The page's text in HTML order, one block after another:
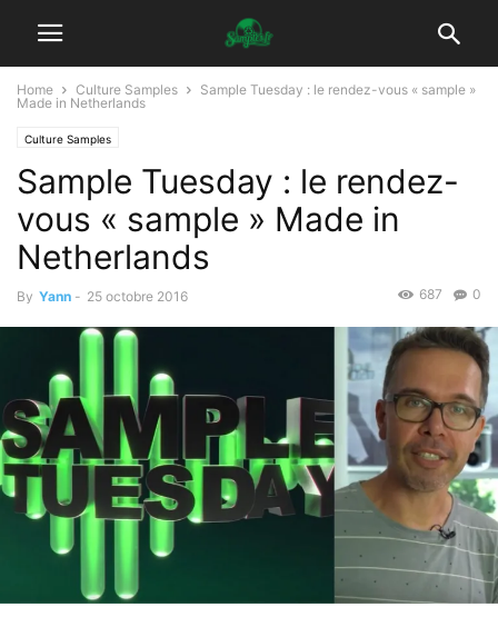
Home Culture Samples
Sample Tuesday : le rendez-vous « sample »
Made in Netherlands
Culture Samples
Sample Tuesday : le rendez-
vous « sample » Made in
Netherlands
By Yann - 25 octobre 2016 0
687